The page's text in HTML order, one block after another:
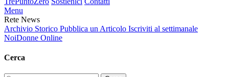
Menu
Rete News
Archivio Storico Pubblica un Articolo Iscriviti al settimanale
NoiDonne Online
Cerca